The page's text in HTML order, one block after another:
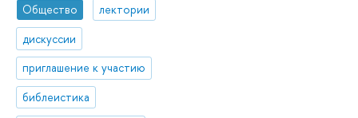
Общество
лектории
дискуссии
приглашение к участию
библеистика